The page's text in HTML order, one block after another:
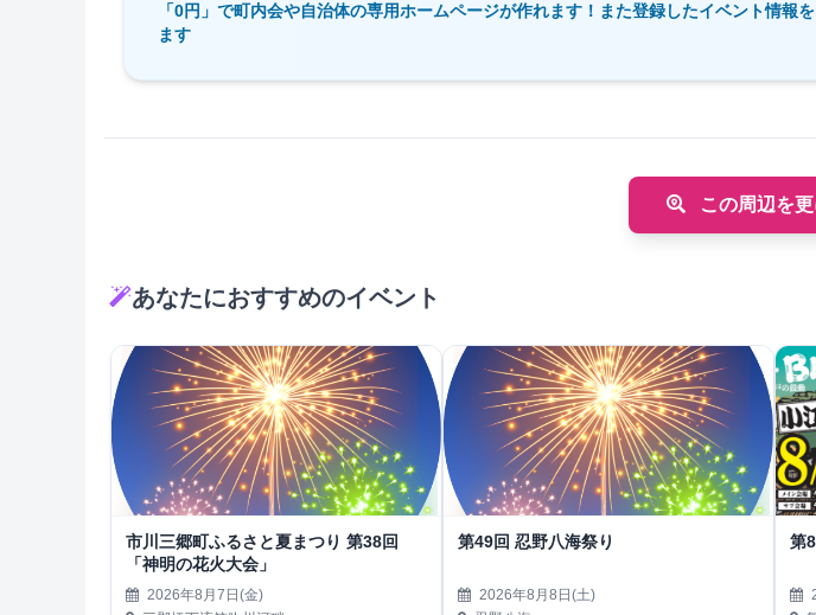
「0円」で町内会や自治体の専用ホームページが作れます！また登録したイベント情報
ます
この周辺を
あなたにおすすめのイベント
市川三郷町ふるさと夏まつり 第38回
「神明の花火大会」
2026年8月7日(金)
第49回 忍野八海祭り
2026年8月8日(土)
第